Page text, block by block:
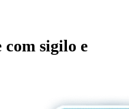
com sigilo e